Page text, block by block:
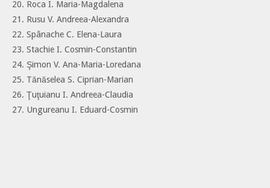
20. Roca I. Maria-Magdalena
21. Rusu V. Andreea-Alexandra
22. Spânache C. Elena-Laura
23. Stachie I. Cosmin-Constantin
24. Şimon V. Ana-Maria-Loredana
25. Tănăselea S. Ciprian-Marian
26. Ţuţuianu I. Andreea-Claudia
27. Ungureanu I. Eduard-Cosmin